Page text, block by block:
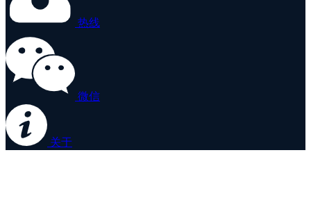
热线
微信
关于